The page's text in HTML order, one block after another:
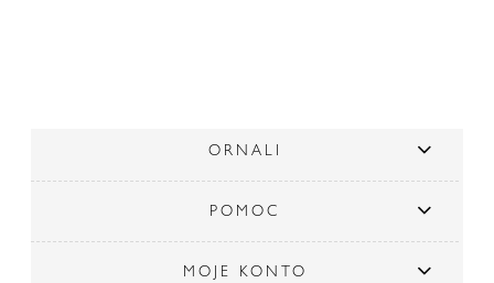
ORNALI
POMOC
MOJE KONTO